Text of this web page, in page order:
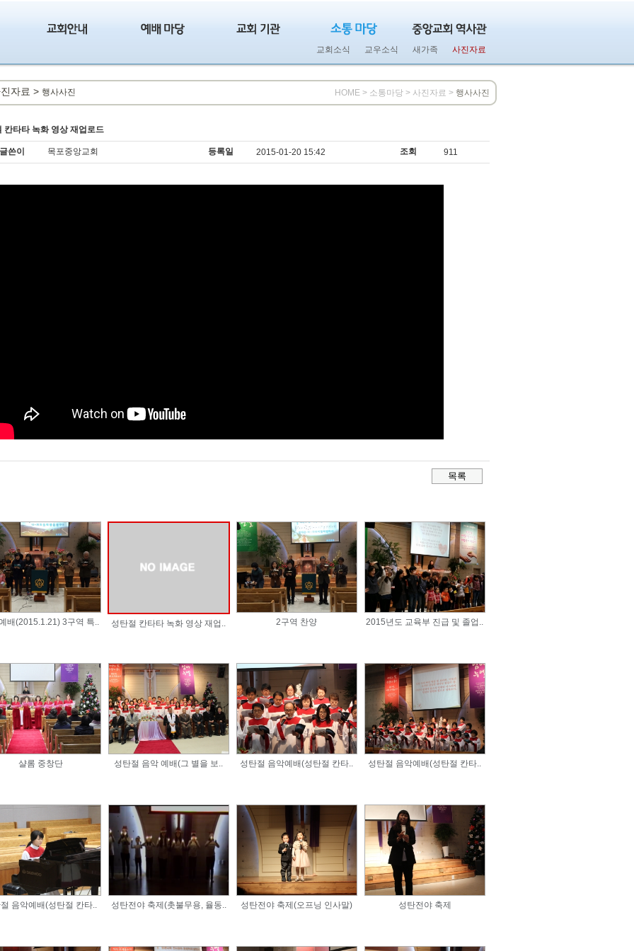
교회소식 교우소식 새가족 사진자료
자료 > 행사사진 HOME > 소통마당 > 사진자료 > 행사사진
칸타타 녹화 영상 재업로드
쓴이 목포중앙교회 등록일 2015-01-20 15:42 조회 911
배(2015.1.21) 3구역 특.. 성탄절 칸타타 녹화 영상 재업.. 2구역 찬양 2015년도 교육부 진급 및 졸업..
샬롬 중창단 성탄절 음악 예배(그 별을 보.. 성탄절 음악예배(성탄절 칸타.. 성탄절 음악예배(성탄절 칸타..
음악예배(성탄절 칸타.. 성탄전야 축제(촛불무용, 율동.. 성탄전야 축제(오프닝 인사말) 성탄전야 축제